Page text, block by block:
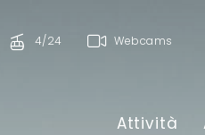
4/24 Webcams
Attività